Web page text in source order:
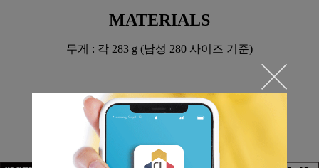
MATERIALS
무게 : 각 283 g (남성 280 사이즈 기준)